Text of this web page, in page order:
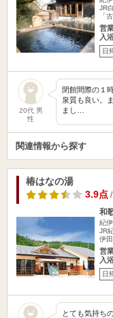
JR
「
営
入
日
20代 男
性
閉館間際の１
泉質も良い。
まし…
関連情報から探す
椿はなの湯
3.9点/
和
紀
JR
伊
営
入
日
とても気持ち